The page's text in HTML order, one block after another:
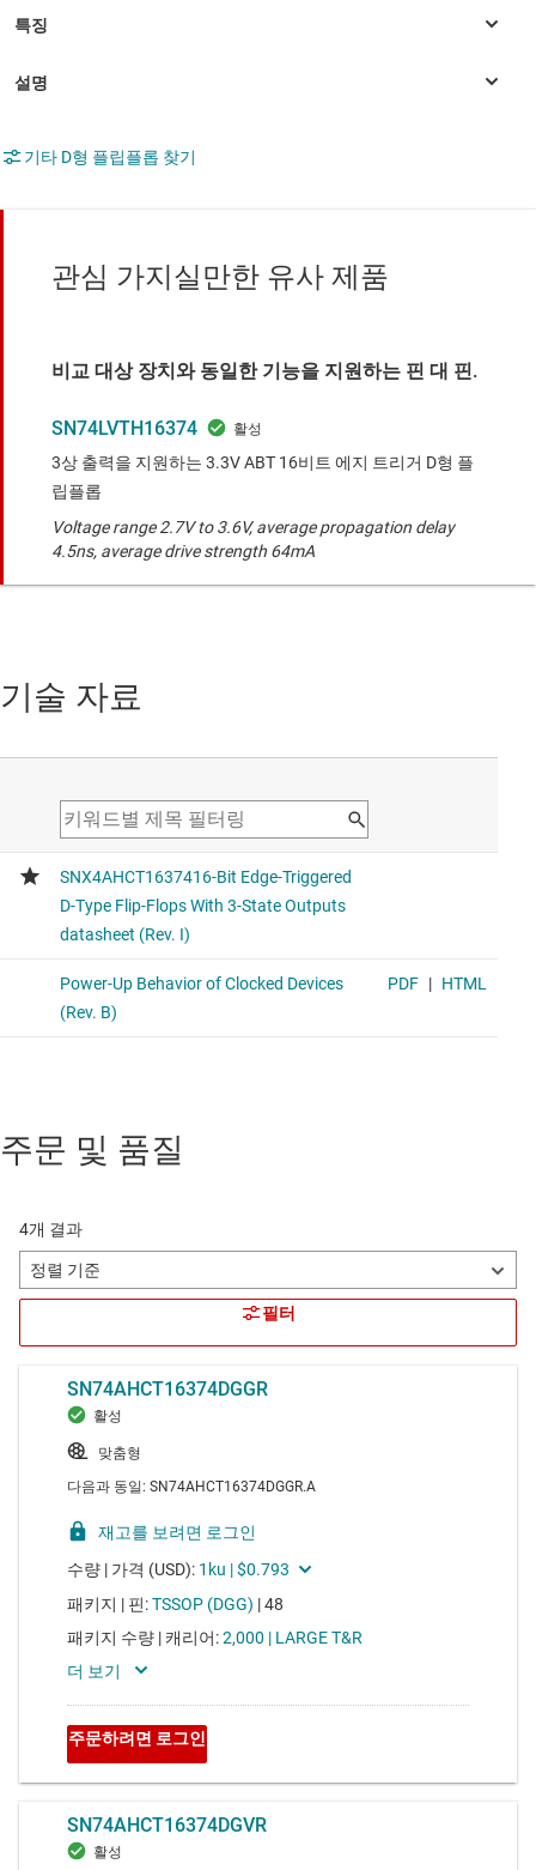
기타 D형 플립플롭 찾기
관심 가지실만한 유사 제품
비교 대상 장치와 동일한 기능을 지원하는 핀 대 핀.
SN74LVTH16374
3상 출력을 지원하는 3.3V ABT 16비트 에지 트리거 D형 플
립플롭
Voltage range 2.7V to 3.6V, average propagation delay
4.5ns, average drive strength 64mA
기술 자료
주문 및 품질